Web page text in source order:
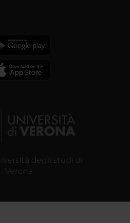
degli studi di
Verona